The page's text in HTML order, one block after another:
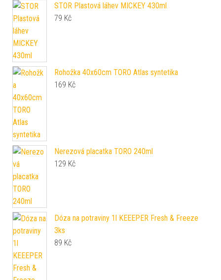
STOR Plastová láhev MICKEY 430ml
79 Kč
Rohožka 40x60cm TORO Atlas syntetika
169 Kč
Nerezová placatka TORO 240ml
129 Kč
Dóza na potraviny 1l KEEEPER Fresh & Freeze
3ks
89 Kč